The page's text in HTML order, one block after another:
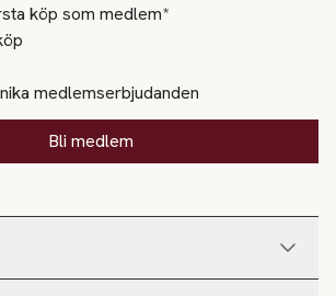
köp som medlem*
medlemserbjudanden
Bli medlem